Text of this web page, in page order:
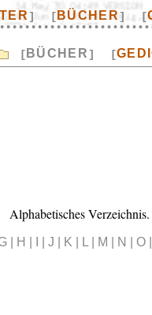
] [ BÜCHER] [
[ BÜCHER] [
Alphabetisches Verzeichnis.
| H | I | J | K | L | M | N |